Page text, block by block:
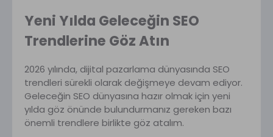
Yeni Yılda Geleceğin SEO
Trendlerine Göz Atın
2026 yılında, dijital pazarlama dünyasında SEO
trendleri sürekli olarak değişmeye devam ediyor.
Geleceğin SEO dünyasına hazır olmak için yeni
yılda göz önünde bulundurmanız gereken bazı
önemli trendlere birlikte göz atalım.